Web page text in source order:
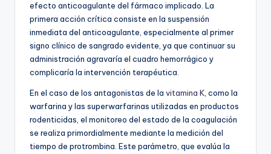
efecto anticoagulante del fármaco implicado. La
primera acción crítica consiste en la suspensión
inmediata del anticoagulante, especialmente al primer
signo clínico de sangrado evidente, ya que continuar su
administración agravaría el cuadro hemorrágico y
complicaría la intervención terapéutica.
En el caso de los antagonistas de la vitamina K , como la
warfarina y las superwarfarinas utilizadas en productos
rodenticidas, el monitoreo del estado de la coagulación
se realiza primordialmente mediante la medición del
tiempo de protrombina. Este parámetro, que evalúa la